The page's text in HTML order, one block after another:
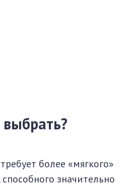
более «мягкого»
значительно